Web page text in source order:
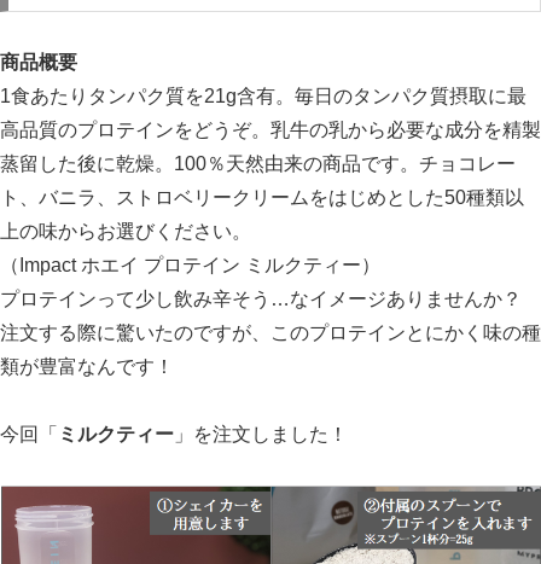
商品概要
1食あたりタンパク質を21g含有。毎日のタンパク質摂取に最
高品質のプロテインをどうぞ。乳牛の乳から必要な成分を精製
蒸留した後に乾燥。100％天然由来の商品です。チョコレー
ト、バニラ、ストロベリークリームをはじめとした50種類以
上の味からお選びください。
（Impact ホエイ プロテイン ミルクティー）
プロテインって少し飲み辛そう…なイメージありませんか？
注文する際に驚いたのですが、このプロテインとにかく味の種
類が豊富なんです！
今回「 ミルクティー 」を注文しました！